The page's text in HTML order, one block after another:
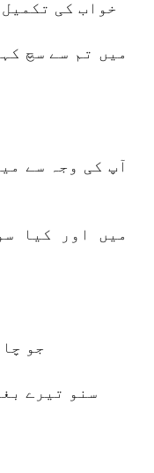
خواب کی
میں تم سے سچ
آپ کی وجہ سے
میں اور کیا
جو
سنو تیرے